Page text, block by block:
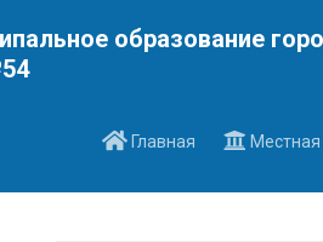
образование
Главная